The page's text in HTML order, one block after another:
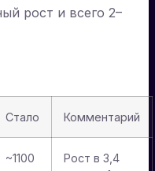
рост и всего 2–
Стало Комментарий
~1100
Рост в 3,4